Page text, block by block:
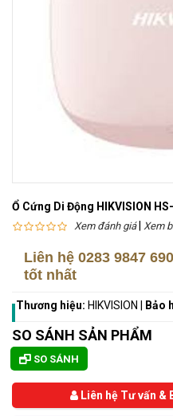
Ổ Cứng Di Động HIKVISION
Xem đánh giá| Xem
Liên hệ 0283 9847 690
tốt nhất
Thương hiệu: HIKVISION Bảo
SO SÁNH SẢN PHẨM
SO SÁNH
Liên hệ Tư vấn &